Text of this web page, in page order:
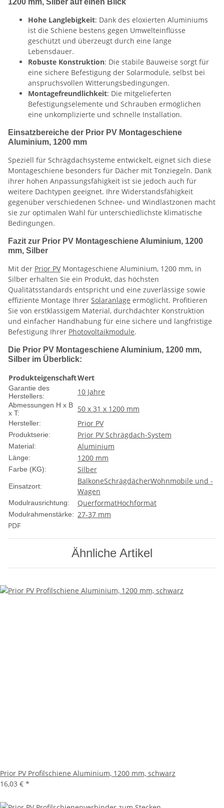
1200 mm, Silber auf einen Blick
Hohe Langlebigkeit: Dank des eloxierten Aluminiums
ist die Schiene bestens gegen Umwelteinflüsse
geschützt und überzeugt durch eine lange
Lebensdauer.
Robuste Konstruktion: Die stabile Bauweise sorgt für
eine sichere Befestigung der Solarmodule, selbst bei
anspruchsvollen Witterungsbedingungen.
Montagefreundlichkeit: Die mitgelieferten
Befestigungselemente und Schrauben ermöglichen
eine unkomplizierte und schnelle Installation.
Einsatzbereiche der Prior PV Montageschiene
Aluminium, 1200 mm
Speziell für Schrägdachsysteme entwickelt, eignet sich diese
Montageschiene besonders für Dächer mit Tonziegeln. Dank
ihrer hohen Anpassungsfähigkeit ist sie jedoch auch für
weitere Dachtypen geeignet. Ihre Widerstandsfähigkeit
gegenüber verschiedenen Schnee- und Windlastzonen macht
sie zur optimalen Wahl für unterschiedlichste klimatische
Bedingungen.
Fazit zur Prior PV Montageschiene Aluminium, 1200
mm, Silber
Mit der Prior PVMontageschiene Aluminium, 1200 mm, in
Silber erhalten Sie ein Produkt, das höchsten
Qualitätsstandards entspricht und eine zuverlässige sowie
effiziente Montage Ihrer Solaranlage ermöglicht. Profitieren
Sie von erstklassigem Material, durchdachter Konstruktion
und einfacher Handhabung für eine sichere und langfristige
Befestigung Ihrer Photovoltaikmodule.
Die Prior PV Montageschiene Aluminium, 1200 mm,
Silber im Überblick:
ProdukteigenschaftWert
Garantie des
Herstellers:
10 Jahre
Abmessungen H x B
x T:
50 x 31 x 1200 mm
Hersteller: Prior PV
Produktserie: Prior PV Schrägdach-System
Material: Aluminium
Länge: 1200 mm
Farbe (KG): Silber
Einsatzort:
BalkoneSchrägdächerWohnmobile und -
Wagen
Modulrausrichtung: QuerformatHochformat
Modulrahmenstärke: 27-37 mm
PDF
Ähnliche Artikel
Prior PV Profilschiene Aluminium, 1200 mm, schwarz
16,03 € *